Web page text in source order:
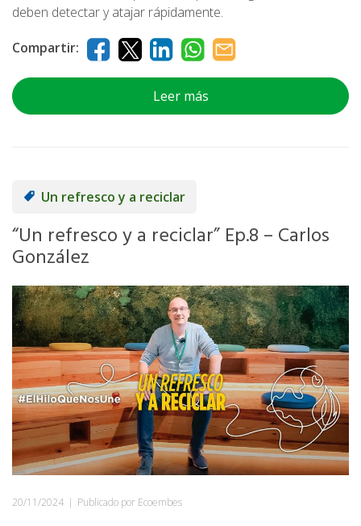
deben detectar y atajar rápidamente.
Compartir:
Leer más
Un refresco y a reciclar
“Un refresco y a reciclar” Ep.8 – Carlos
González
20/11/2024 | Publicado por Ecoembes